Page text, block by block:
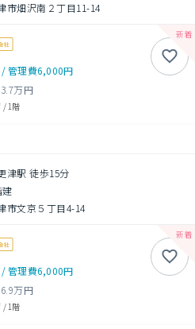
市畑沢南２丁目11-14
/管理費6,000円
3.7万円
/1階
津駅 徒歩15分
建
市文京５丁目4-14
/管理費6,000円
6.9万円
/1階